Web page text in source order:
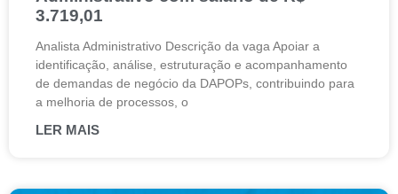
3.719,01
Analista Administrativo Descrição da vaga Apoiar a
identificação, análise, estruturação e acompanhamento
de demandas de negócio da DAPOPs, contribuindo para
a melhoria de processos, o
LER MAIS